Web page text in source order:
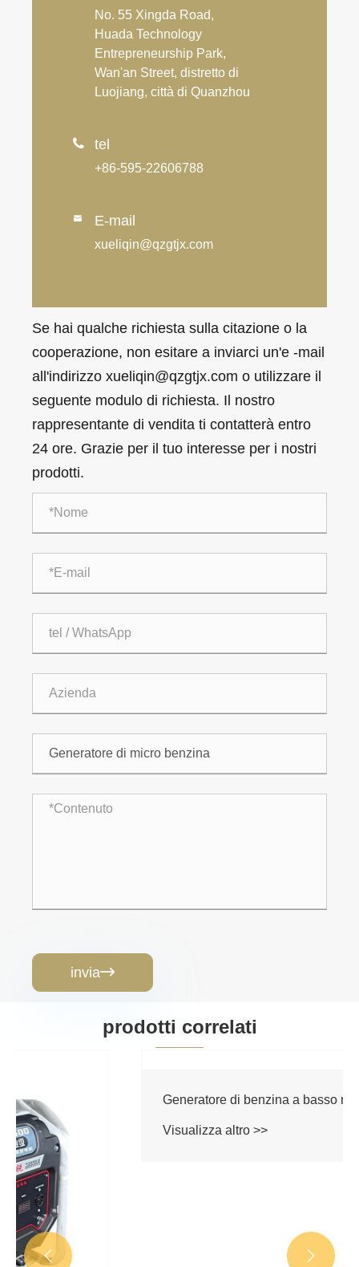
No. 55 Xingda Road,
Huada Technology
Entrepreneurship Park,
Wan'an Street, distretto di
Luojiang, città di Quanzhou
 tel
+86-595-22606788
 E-mail
xueliqin@qzgtjx.com
Se hai qualche richiesta sulla citazione o la
cooperazione, non esitare a inviarci un'e -mail
all'indirizzo xueliqin@qzgtjx.com o utilizzare il
seguente modulo di richiesta. Il nostro
rappresentante di vendita ti contatterà entro
24 ore. Grazie per il tuo interesse per i nostri
prodotti.
invia
prodotti correlati
 